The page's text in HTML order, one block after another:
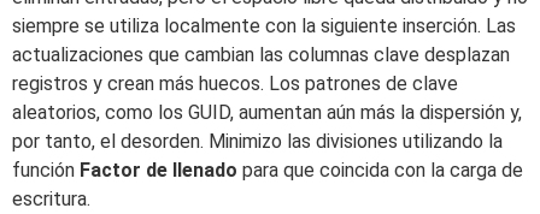
siempre se utiliza localmente con la siguiente inserción. Las
actualizaciones que cambian las columnas clave desplazan
registros y crean más huecos. Los patrones de clave
aleatorios, como los GUID, aumentan aún más la dispersión y,
por tanto, el desorden. Minimizo las divisiones utilizando la
función Factor de llenado para que coincida con la carga de
escritura.